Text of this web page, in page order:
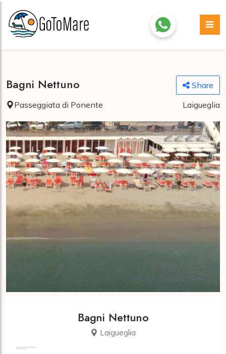
Bagni Nettuno
Share
Passeggiata di Ponente
Laigueglia
Bagni Nettuno
Laigueglia